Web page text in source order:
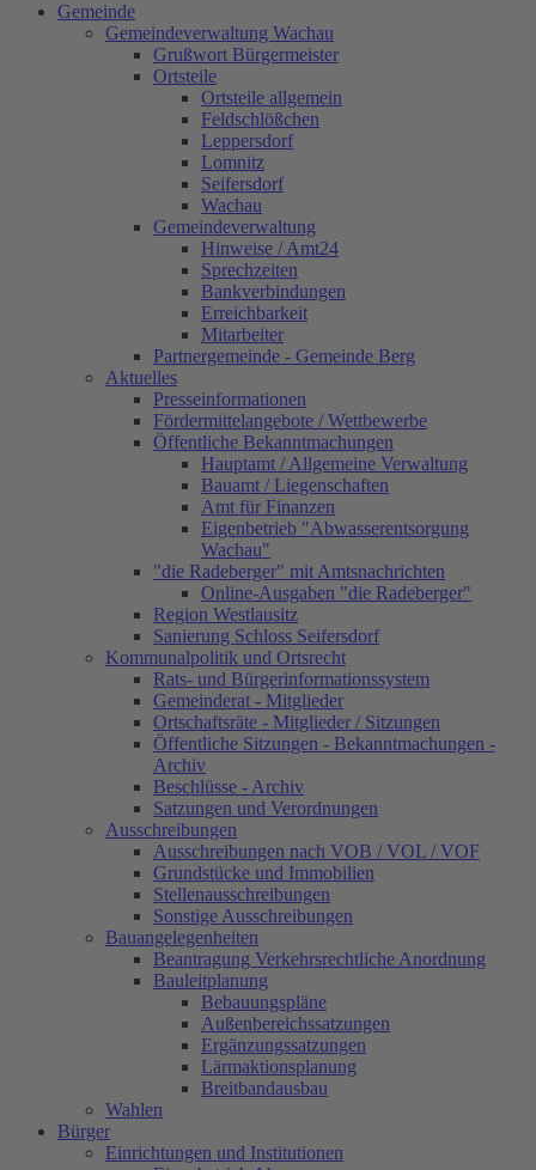
Gemeinde
Gemeindeverwaltung Wachau
Grußwort Bürgermeister
Ortsteile
Ortsteile allgemein
Feldschlößchen
Leppersdorf
Lomnitz
Seifersdorf
Wachau
Gemeindeverwaltung
Hinweise / Amt24
Sprechzeiten
Bankverbindungen
Erreichbarkeit
Mitarbeiter
Partnergemeinde - Gemeinde Berg
Aktuelles
Presseinformationen
Fördermittelangebote / Wettbewerbe
Öffentliche Bekanntmachungen
Hauptamt / Allgemeine Verwaltung
Bauamt / Liegenschaften
Amt für Finanzen
Eigenbetrieb "Abwasserentsorgung
Wachau"
"die Radeberger" mit Amtsnachrichten
Online-Ausgaben "die Radeberger"
Region Westlausitz
Sanierung Schloss Seifersdorf
Kommunalpolitik und Ortsrecht
Rats- und Bürgerinformationssystem
Gemeinderat - Mitglieder
Ortschaftsräte - Mitglieder / Sitzungen
Öffentliche Sitzungen - Bekanntmachungen -
Archiv
Beschlüsse - Archiv
Satzungen und Verordnungen
Ausschreibungen
Ausschreibungen nach VOB / VOL / VOF
Grundstücke und Immobilien
Stellenausschreibungen
Sonstige Ausschreibungen
Bauangelegenheiten
Beantragung Verkehrsrechtliche Anordnung
Bauleitplanung
Bebauungspläne
Außenbereichssatzungen
Ergänzungssatzungen
Lärmaktionsplanung
Breitbandausbau
Wahlen
Bürger
Einrichtungen und Institutionen